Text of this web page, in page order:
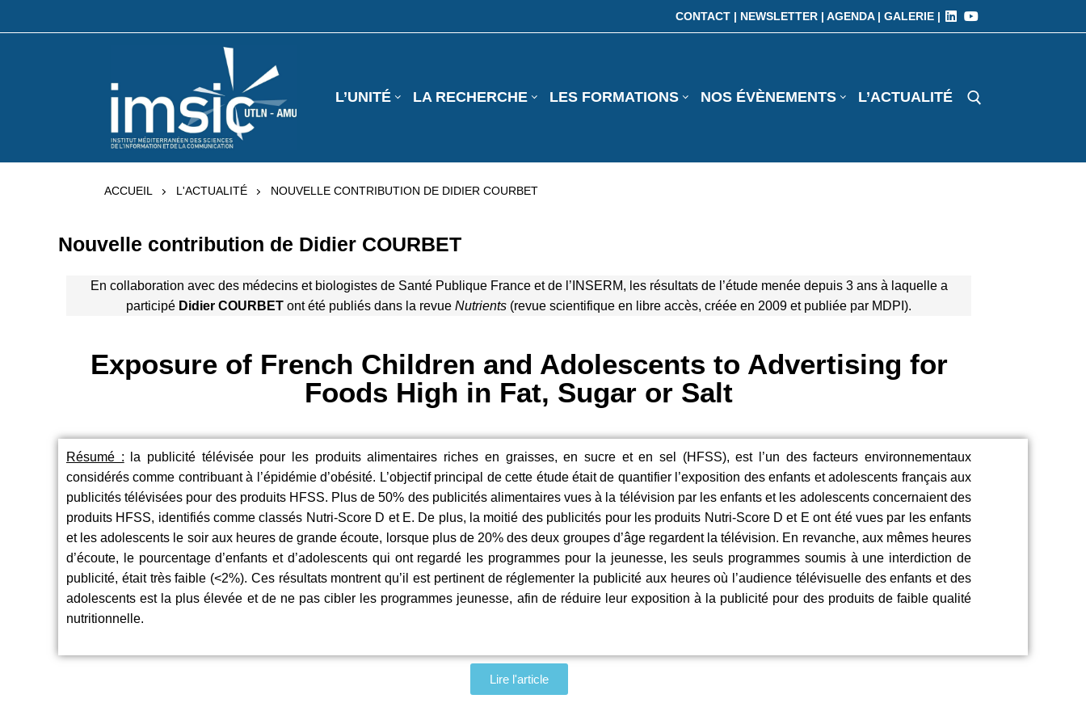
CONTACT | NEWSLETTER | AGENDA | GALERIE |
L’UNITÉ LA RECHERCHE LES FORMATIONS NOS ÉVÈNEMENTS L’ACTUALITÉ
ACCUEIL L'ACTUALITÉ NOUVELLE CONTRIBUTION DE DIDIER COURBET
Nouvelle contribution de Didier COURBET
En collaboration avec des médecins et biologistes de Santé Publique France et de l’INSERM, les résultats de l’étude menée depuis 3 ans à laquelle a
participé Didier COURBET ont été publiés dans la revue Nutrients (revue scientifique en libre accès, créée en 2009 et publiée par MDPI).
Exposure of French Children and Adolescents to Advertising for
Foods High in Fat, Sugar or Salt
Résumé : la publicité télévisée pour les produits alimentaires riches en graisses, en sucre et en sel (HFSS), est l’un des facteurs environnementaux
considérés comme contribuant à l’épidémie d’obésité. L’objectif principal de cette étude était de quantifier l’exposition des enfants et adolescents français aux
publicités télévisées pour des produits HFSS. Plus de 50% des publicités alimentaires vues à la télévision par les enfants et les adolescents concernaient des
produits HFSS, identifiés comme classés Nutri-Score D et E. De plus, la moitié des publicités pour les produits Nutri-Score D et E ont été vues par les enfants
et les adolescents le soir aux heures de grande écoute, lorsque plus de 20% des deux groupes d’âge regardent la télévision. En revanche, aux mêmes heures
d’écoute, le pourcentage d’enfants et d’adolescents qui ont regardé les programmes pour la jeunesse, les seuls programmes soumis à une interdiction de
publicité, était très faible (<2%). Ces résultats montrent qu’il est pertinent de réglementer la publicité aux heures où l’audience télévisuelle des enfants et des
adolescents est la plus élevée et de ne pas cibler les programmes jeunesse, afin de réduire leur exposition à la publicité pour des produits de faible qualité
nutritionnelle.
Lire l'article